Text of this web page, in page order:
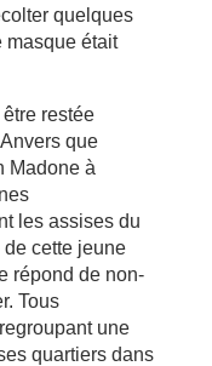
quelques
masque était
restée
que
Madone à
les assises du
de cette jeune
répond de non-
Tous
une
quartiers dans